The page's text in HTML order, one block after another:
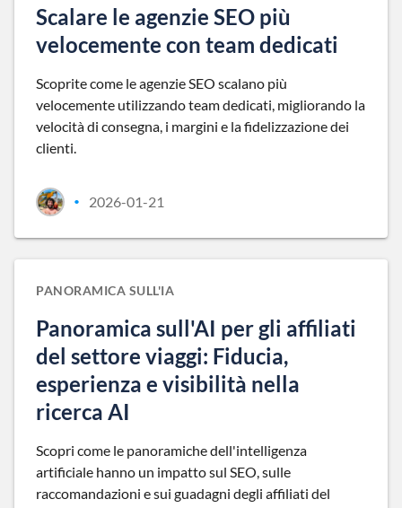
Scalare le agenzie SEO più
velocemente con team dedicati
Scoprite come le agenzie SEO scalano più
velocemente utilizzando team dedicati, migliorando la
velocità di consegna, i margini e la fidelizzazione dei
clienti.
• 2026-01-21
PANORAMICA SULL'IA
Panoramica sull'AI per gli affiliati
del settore viaggi: Fiducia,
esperienza e visibilità nella
ricerca AI
Scopri come le panoramiche dell'intelligenza
artificiale hanno un impatto sul SEO, sulle
raccomandazioni e sui guadagni degli affiliati del